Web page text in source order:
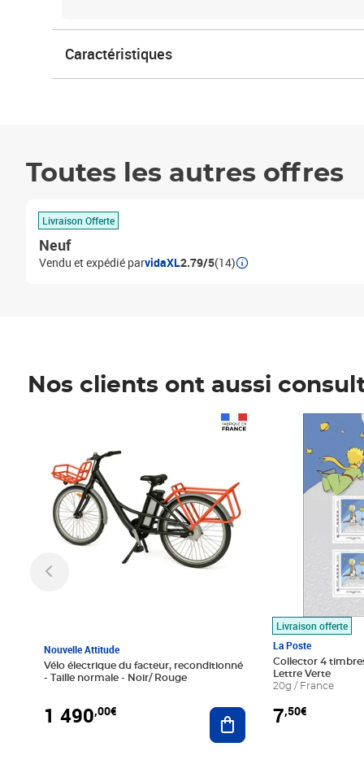
Caractéristiques
Toutes les autres offres
Livraison Offerte
Neuf
Vendu et expédié parvidaXL2.79/5(14)
Nos clients ont aussi
Nouvelle Attitude
Vélo électrique du facteur, reconditionné
- Taille normale - Noir/ Rouge
1 490,00€ Ajouter au panier
Livraison offerte
La Poste
Collector 4
Lettre Verte
20g / France
7,50€
Prix 7,50€